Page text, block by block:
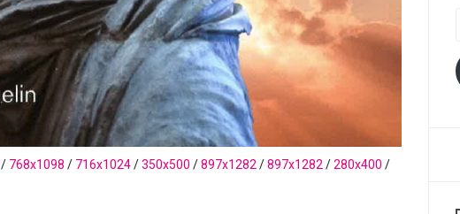
/ 768x1098 / 716x1024/350x500 /897x1282 /897x1282 /280x400 /